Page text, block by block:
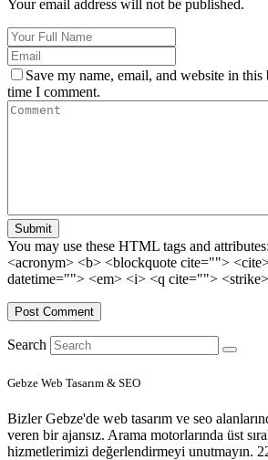
Your email address will not be published.
Save my name, email, and website in
time I comment.
Submit
You may use these HTML tags and attributes:
<acronym> <b> <blockquote cite="">
datetime=""> <em> <i> <q cite="">
Search
Gebze Web Tasarım & SEO
Bizler Gebze'de web tasarım ve seo
veren bir ajansız. Arama motorlarında üst
hizmetlerimizi değerlendirmeyi unutmayın.